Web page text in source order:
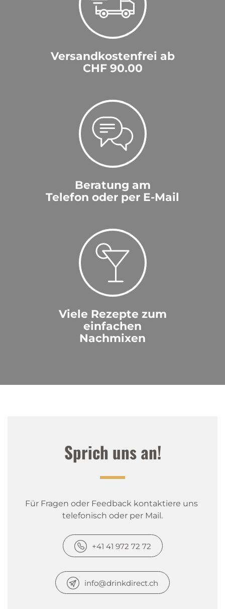
Versandkostenfrei ab
CHF 90.00
Beratung am
Telefon oder per E-Mail
Viele Rezepte zum
einfachen
Nachmixen
Sprich uns an!
Für Fragen oder Feedback kontaktiere uns
telefonisch oder per Mail.
+41 41 972 72 72
info@drinkdirect.ch